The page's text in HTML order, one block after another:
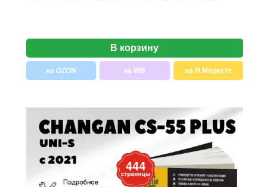
В корзину
на OZON на WB на Я.Маркете